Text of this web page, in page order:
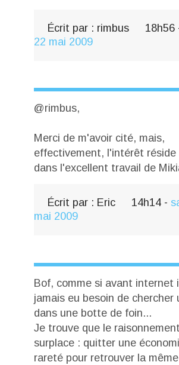
Écrit par : rimbus 18h56
22 mai 2009
@rimbus,
Merci de m'avoir cité, mais,
effectivement, l'intérêt
dans l'excellent travail de
Écrit par : Eric 14h14 -
mai 2009
Bof, comme si avant internet
jamais eu besoin de chercher
dans une botte de foin...
Je trouve que le
surplace : quitter une
rareté pour retrouver la